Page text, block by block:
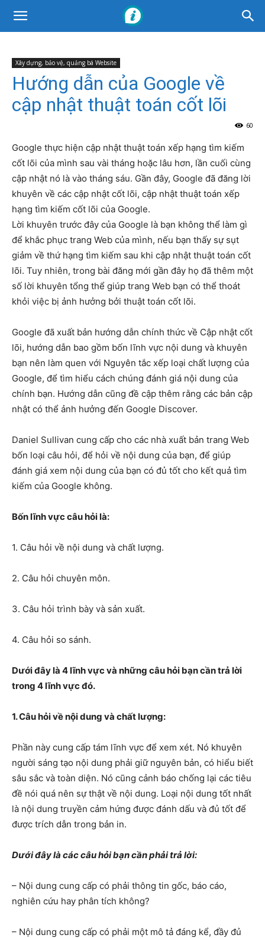
Xây dựng, bảo vệ, quảng bá Website
Hướng dẫn của Google về
cập nhật thuật toán cốt lõi
60
Google thực hiện cập nhật thuật toán xếp hạng tìm kiếm
cốt lõi của mình sau vài tháng hoặc lâu hơn, lần cuối cùng
cập nhật nó là vào tháng sáu. Gần đây, Google đã đăng lời
khuyên về các cập nhật cốt lõi, cập nhật thuật toán xếp
hạng tìm kiếm cốt lõi của Google.
Lời khuyên trước đây của Google là bạn không thể làm gì
để khắc phục trang Web của mình, nếu bạn thấy sự sụt
giảm về thứ hạng tìm kiếm sau khi cập nhật thuật toán cốt
lõi. Tuy nhiên, trong bài đăng mới gần đây họ đã thêm một
số lời khuyên tổng thể giúp trang Web bạn có thể thoát
khỏi việc bị ảnh hưởng bởi thuật toán cốt lõi.
Google đã xuất bản hướng dẫn chính thức về Cập nhật cốt
lõi, hướng dẫn bao gồm bốn lĩnh vực nội dung và khuyên
bạn nên làm quen với Nguyên tắc xếp loại chất lượng của
Google, để tìm hiểu cách chúng đánh giá nội dung của
chính bạn. Hướng dẫn cũng đề cập thêm rằng các bản cập
nhật có thể ảnh hưởng đến Google Discover.
Daniel Sullivan cung cấp cho các nhà xuất bản trang Web
bốn loại câu hỏi, để hỏi về nội dung của bạn, để giúp
đánh giá xem nội dung của bạn có đủ tốt cho kết quả tìm
kiếm của Google không.
Bốn lĩnh vực câu hỏi là:
1. Câu hỏi về nội dung và chất lượng.
2. Câu hỏi chuyên môn.
3. Câu hỏi trình bày và sản xuất.
4. Câu hỏi so sánh.
Dưới đây là 4 lĩnh vực và những câu hỏi bạn cần trả lời
trong 4 lĩnh vực đó.
1. Câu hỏi về nội dung và chất lượng:
Phần này cung cấp tám lĩnh vực để xem xét. Nó khuyên
người sáng tạo nội dung phải giữ nguyên bản, có hiểu biết
sâu sắc và toàn diện. Nó cũng cảnh báo chống lại các tiêu
đề nói quá nên sự thật về nội dung. Loại nội dung tốt nhất
là nội dung truyền cảm hứng được đánh dấu và đủ tốt để
được trích dẫn trong bản in.
Dưới đây là các câu hỏi bạn cần phải trả lời:
– Nội dung cung cấp có phải thông tin gốc, báo cáo,
nghiên cứu hay phân tích không?
– Nội dung cung cấp có phải một mô tả đáng kể, đầy đủ